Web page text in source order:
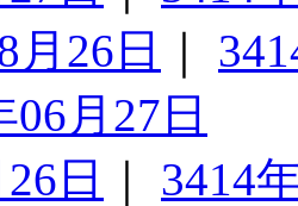
月26日
06月27日
日
3414